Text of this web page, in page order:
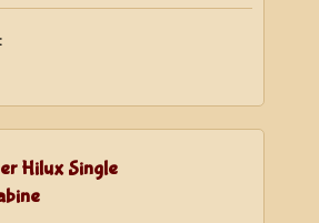
Hilux Single